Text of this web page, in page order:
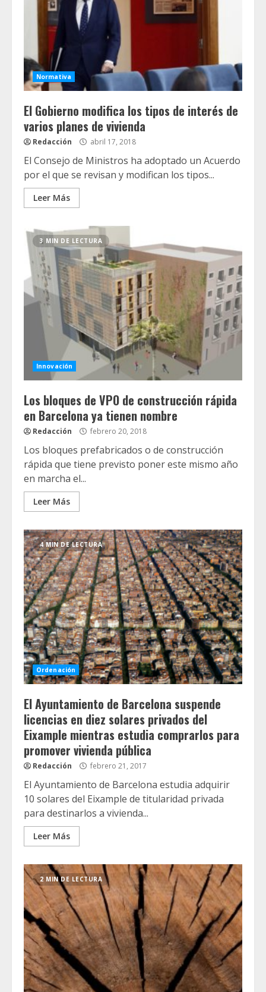
Normativa
El Gobierno modifica los tipos de interés de
varios planes de vivienda
Redacción abril 17, 2018
El Consejo de Ministros ha adoptado un Acuerdo
por el que se revisan y modifican los tipos...
Leer Más
3 MIN DE LECTURA
Innovación
Los bloques de VPO de construcción rápida
en Barcelona ya tienen nombre
Redacción febrero 20, 2018
Los bloques prefabricados o de construcción
rápida que tiene previsto poner este mismo año
en marcha el...
Leer Más
4 MIN DE LECTURA
Ordenación
El Ayuntamiento de Barcelona suspende
licencias en diez solares privados del
Eixample mientras estudia comprarlos para
promover vivienda pública
Redacción febrero 21, 2017
El Ayuntamiento de Barcelona estudia adquirir
10 solares del Eixample de titularidad privada
para destinarlos a vivienda...
Leer Más
2 MIN DE LECTURA